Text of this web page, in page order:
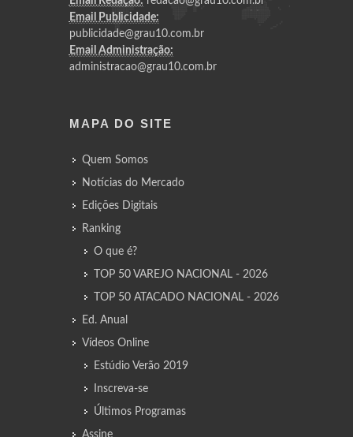
Email Publicidade:
publicidade@grau10.com.br
Email Administração:
administracao@grau10.com.br
MAPA DO SITE
Quem Somos
Notícias do Mercado
Edições Digitais
Ranking
O que é?
TOP 50 VAREJO NACIONAL - 2026
TOP 50 ATACADO NACIONAL - 2026
Ed. Anual
Vídeos Online
Estúdio Verão 2019
Inscreva-se
Últimos Programas